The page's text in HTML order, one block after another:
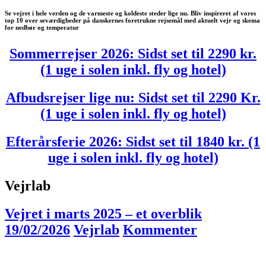
Se vejret i hele verden og de varmeste og koldeste steder lige nu. Bliv inspireret af vores
top 10 over seværdigheder på danskernes foretrukne rejsemål med aktuelt vejr og skema
for nedbør og temperatur
Sommerrejser 2026: Sidst set til 2290 kr.
(1 uge i solen inkl. fly og hotel)
Afbudsrejser lige nu: Sidst set til 2290 Kr.
(1 uge i solen inkl. fly og hotel)
Efterårsferie 2026: Sidst set til 1840 kr. (1
uge i solen inkl. fly og hotel)
Vejrlab
Vejret i marts 2025 – et overblik
19/02/2026 Vejrlab Kommenter